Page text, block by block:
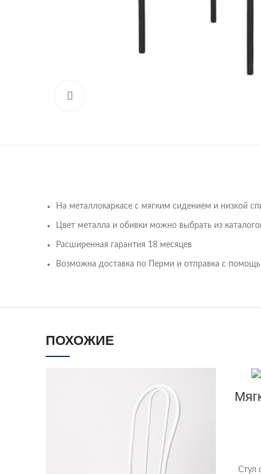
На металлокаркасе с мягким сидением и низкой
Цвет металла и обивки можно выбрать из
Расширенная гарантия 18 месяцев
Возможна доставка по Перми и отправка с
ПОХОЖИЕ
Стул